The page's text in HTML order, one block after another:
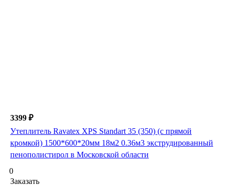
3399 ₽
Утеплитель Ravatex XPS Standart 35 (350) (с прямой
кромкой) 1500*600*20мм 18м2 0.36м3 экструдированный
пенополистирол в Московской области
0
Заказать